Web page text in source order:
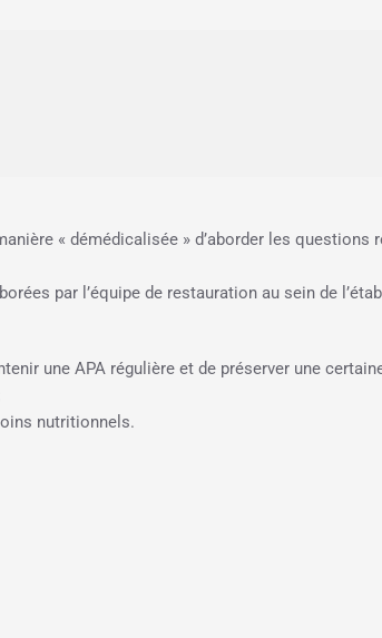
« démédicalisée » d’aborder les
par l’équipe de restauration au sein de
une APA régulière et de préserver une
nutritionnels.